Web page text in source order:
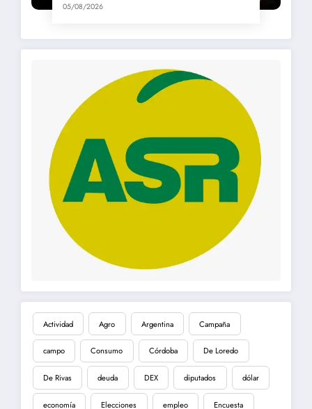
05/08/2026
Actividad Agro Argentina Campaña
campo Consumo Córdoba De Loredo
De Rivas deuda DEX diputados dólar
economía Elecciones empleo Encuesta